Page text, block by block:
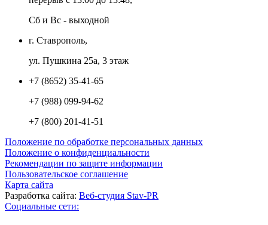
Сб и Вс - выходной
г. Ставрополь,
ул. Пушкина 25а, 3 этаж
+7 (8652) 35-41-65
+7 (988) 099-94-62
+7 (800) 201-41-51
Положение по обработке персональных данных
Положение о конфиденциальности
Рекомендации по защите информации
Пользовательское соглашение
Карта сайта
Разработка сайта: Веб-студия Stav-PR
Социальные сети: